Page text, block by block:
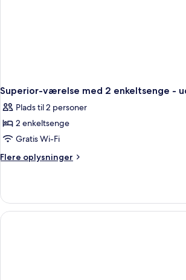
Superior-værelse med 2 enkeltsenge -
Plads til 2 personer
2 enkeltsenge
Gratis Wi-Fi
Flere oplysninger
Flere
værelse
med
2